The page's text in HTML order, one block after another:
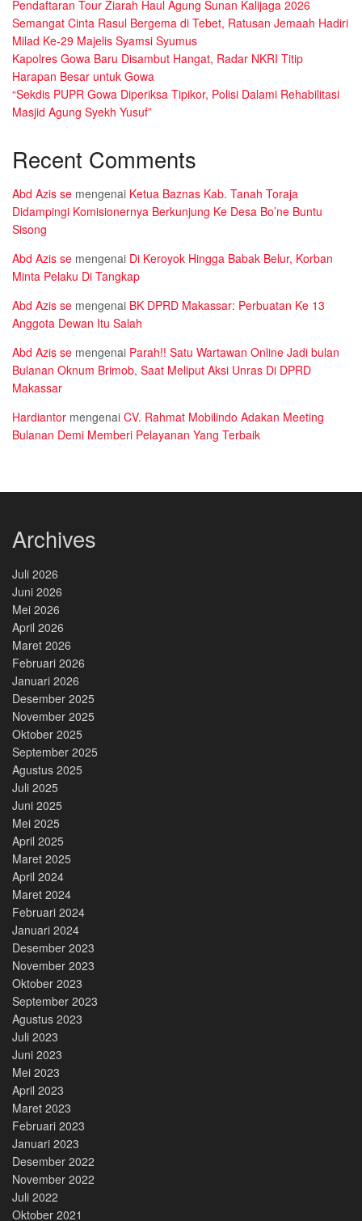
Pendaftaran Tour Ziarah Haul Agung Sunan Kalijaga 2026
Semangat Cinta Rasul Bergema di Tebet, Ratusan Jemaah Hadiri
Milad Ke-29 Majelis Syamsi Syumus
Kapolres Gowa Baru Disambut Hangat, Radar NKRI Titip
Harapan Besar untuk Gowa
“Sekdis PUPR Gowa Diperiksa Tipikor, Polisi Dalami Rehabilitasi
Masjid Agung Syekh Yusuf”
Recent Comments
Abd Azis se mengenai Ketua Baznas Kab. Tanah Toraja
Didampingi Komisionernya Berkunjung Ke Desa Bo’ne Buntu
Sisong
Abd Azis se mengenai Di Keroyok Hingga Babak Belur, Korban
Minta Pelaku Di Tangkap
Abd Azis se mengenai BK DPRD Makassar: Perbuatan Ke 13
Anggota Dewan Itu Salah
Abd Azis se mengenai Parah!! Satu Wartawan Online Jadi bulan
Bulanan Oknum Brimob, Saat Meliput Aksi Unras Di DPRD
Makassar
Hardiantor mengenai CV. Rahmat Mobilindo Adakan Meeting
Bulanan Demi Memberi Pelayanan Yang Terbaik
Archives
Juli 2026
Juni 2026
Mei 2026
April 2026
Maret 2026
Februari 2026
Januari 2026
Desember 2025
November 2025
Oktober 2025
September 2025
Agustus 2025
Juli 2025
Juni 2025
Mei 2025
April 2025
Maret 2025
April 2024
Maret 2024
Februari 2024
Januari 2024
Desember 2023
November 2023
Oktober 2023
September 2023
Agustus 2023
Juli 2023
Juni 2023
Mei 2023
April 2023
Maret 2023
Februari 2023
Januari 2023
Desember 2022
November 2022
Juli 2022
Oktober 2021